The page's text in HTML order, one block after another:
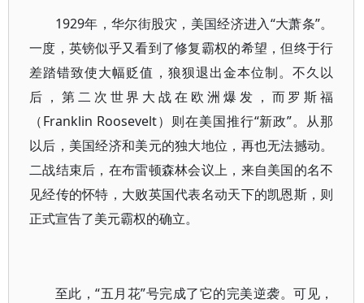
1929年，华尔街股灾，美国经济进入“大萧条”。
一度，英镑似乎又看到了修复霸权的希望，但终于行
差踏错致使大幅贬值，狼狈退出金本位制。不久以
后，第二次世界大战在欧洲爆发，而罗斯福
（Franklin Roosevelt）则在美国推行“新政”。从那
以后，美国经济和美元的独大地位，再也无法撼动。
二战结束后，在布雷顿森林会议上，来自美国的名不
见经传的怀特，大败英国代表名动天下的凯恩斯，则
正式宣告了美元霸权的确立。
至此，“五月花”号完成了它的完美逆袭。可见，